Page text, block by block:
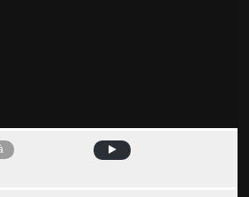
Avui